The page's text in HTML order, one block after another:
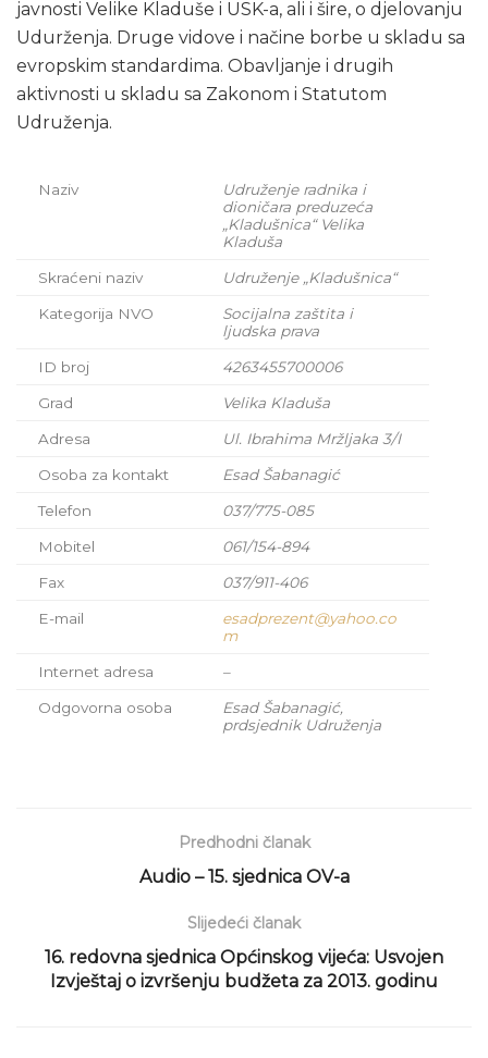
javnosti Velike Kladuše i USK-a, ali i šire, o djelovanju
Udurženja. Druge vidove i načine borbe u skladu sa
evropskim standardima. Obavljanje i drugih
aktivnosti u skladu sa Zakonom i Statutom
Udruženja.
Naziv
Udruženje radnika i
dioničara preduzeća
„Kladušnica“ Velika
Kladuša
Skraćeni naziv Udruženje „Kladušnica“
Kategorija NVO
Socijalna zaštita i
ljudska prava
ID broj 4263455700006
Grad Velika Kladuša
Adresa Ul. Ibrahima Mržljaka 3/I
Osoba za kontakt Esad Šabanagić
Telefon 037/775-085
Mobitel 061/154-894
Fax 037/911-406
E-mail
esadprezent@yahoo.co
m
Internet adresa –
Odgovorna osoba
Esad Šabanagić,
prdsjednik Udruženja
Predhodni članak
Audio – 15. sjednica OV-a
Slijedeći članak
16. redovna sjednica Općinskog vijeća: Usvojen
Izvještaj o izvršenju budžeta za 2013. godinu